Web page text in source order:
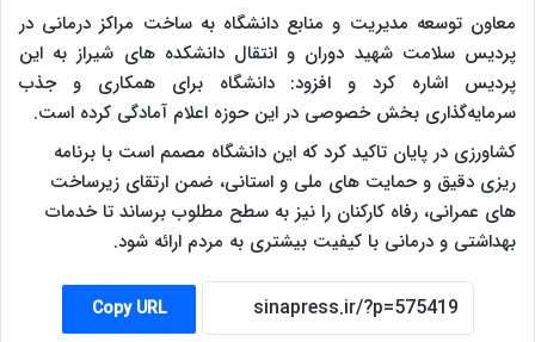
معاون توسعه مدیریت و منابع دانشگاه به ساخت مراکز درمانی در
پردیس سلامت شهید دوران و انتقال دانشکده ‌های شیراز به این
پردیس اشاره کرد و افزود: دانشگاه برای همکاری و جذب
سرمایه‌گذاری بخش خصوصی در این حوزه اعلام آمادگی کرده است.
کشاورزی در پایان تاکید کرد که این دانشگاه مصمم است با برنامه
‌ریزی دقیق و حمایت ‌های ملی و استانی، ضمن ارتقای زیرساخت
‌های عمرانی، رفاه کارکنان را نیز به سطح مطلوب برساند تا خدمات
بهداشتی و درمانی با کیفیت بیشتری به مردم ارائه شود.
Copy URL